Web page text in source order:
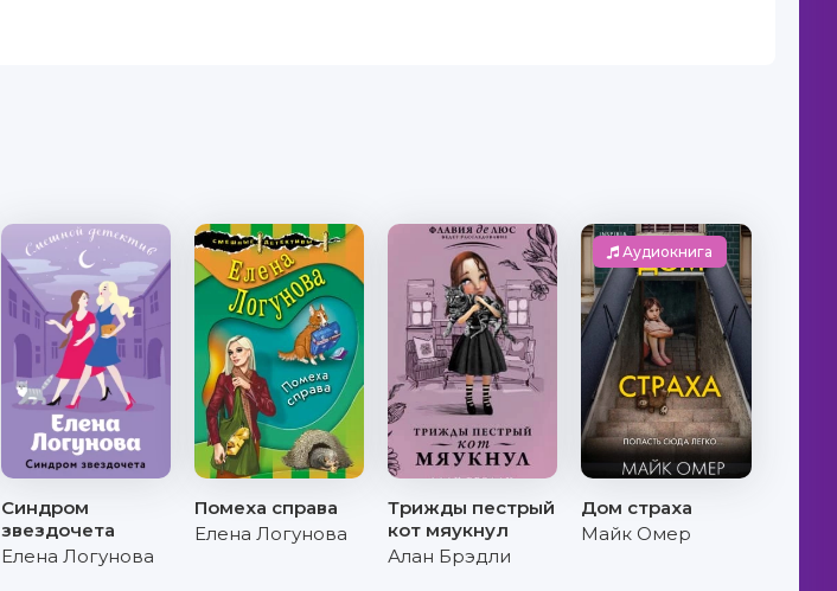
Синдром
звездочета
Елена Логунова
Помеха справа
Елена Логунова
Трижды пестрый
кот мяукнул
Алан Брэдли
Аудиокнига
Дом страха
Майк Омер